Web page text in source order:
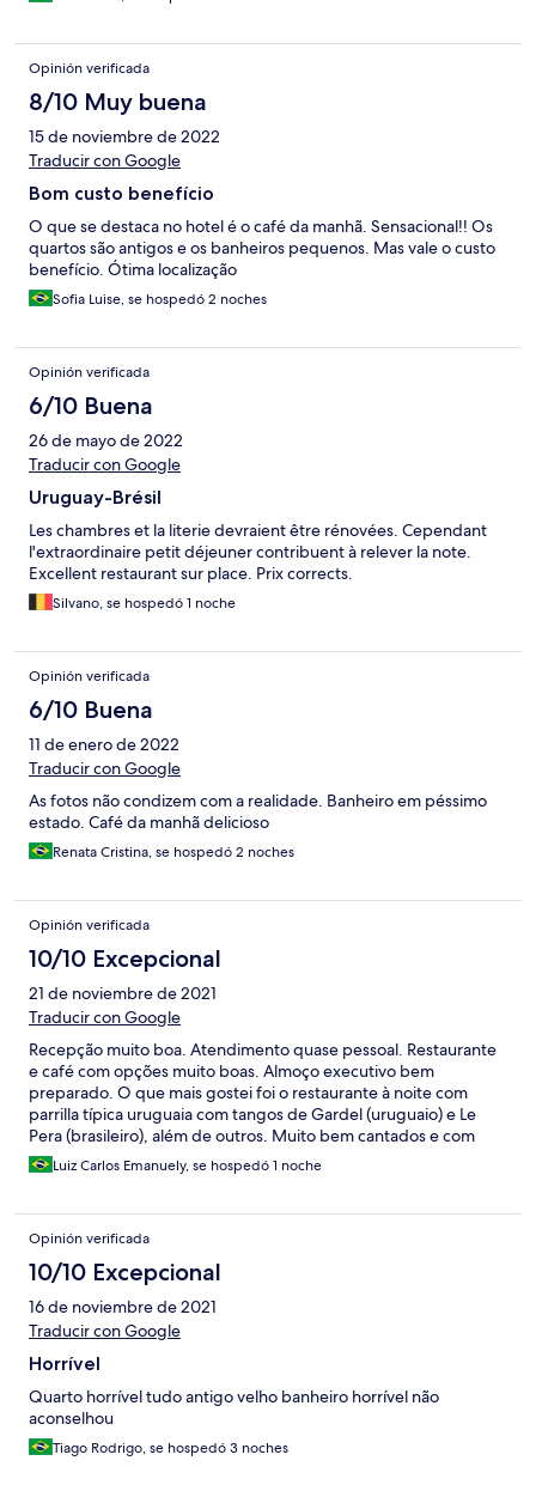
Opinión verificada
8/10 Muy buena
15 de noviembre de 2022
Traducir con Google
Bom custo benefício
O que se destaca no hotel é o café da manhã. Sensacional!! Os
quartos são antigos e os banheiros pequenos. Mas vale o custo
benefício. Ótima localização
Sofia Luise, se hospedó 2 noches
Opinión verificada
6/10 Buena
26 de mayo de 2022
Traducir con Google
Uruguay-Brésil
Les chambres et la literie devraient être rénovées. Cependant
l'extraordinaire petit déjeuner contribuent à relever la note.
Excellent restaurant sur place. Prix corrects.
Silvano, se hospedó 1 noche
Opinión verificada
6/10 Buena
11 de enero de 2022
Traducir con Google
As fotos não condizem com a realidade. Banheiro em péssimo
estado. Café da manhã delicioso
Renata Cristina, se hospedó 2 noches
Opinión verificada
10/10 Excepcional
21 de noviembre de 2021
Traducir con Google
Recepção muito boa. Atendimento quase pessoal. Restaurante
e café com opções muito boas. Almoço executivo bem
preparado. O que mais gostei foi o restaurante à noite com
parrilla típica uruguaia com tangos de Gardel (uruguaio) e Le
Pera (brasileiro), além de outros. Muito bem cantados e com
criativa solução de acompanhamento musical eletrônico e linda
performance de bailarinos inclusivos.
Luiz Carlos Emanuely, se hospedó 1 noche
Opinión verificada
10/10 Excepcional
16 de noviembre de 2021
Traducir con Google
Horrível
Quarto horrível tudo antigo velho banheiro horrível não
aconselhou
Tiago Rodrigo, se hospedó 3 noches